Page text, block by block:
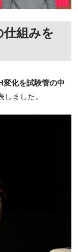
仕組みを
変化を試験管の中
ました。